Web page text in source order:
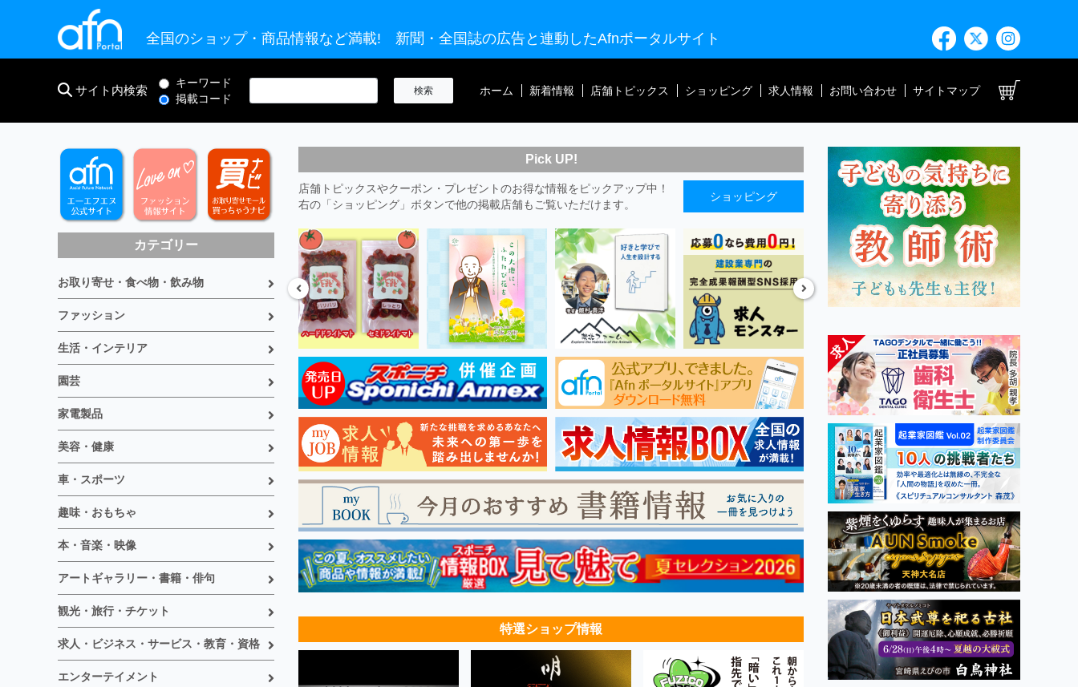
全国のショップ・商品情報など満載! 新聞・全国誌の広告と連動したAfnポータルサイト
サイト内検索
キーワード
掲載コード
ホーム 新着情報 店舗トピックス ショッピング 求人情報 お問い合わせ サイトマップ
カテゴリー
お取り寄せ・食べ物・飲み物
ファッション
生活・インテリア
園芸
家電製品
美容・健康
車・スポーツ
趣味・おもちゃ
本・音楽・映像
アートギャラリー・書籍・俳句
観光・旅行・チケット
求人・ビジネス・サービス・教育・資格
エンターテイメント
Pick UP!
店舗トピックスやクーポン・プレゼントのお得な情報をピックアップ中！
右の「ショッピング」ボタンで他の掲載店舗もご覧いただけます。
ショッピング
特選ショップ情報